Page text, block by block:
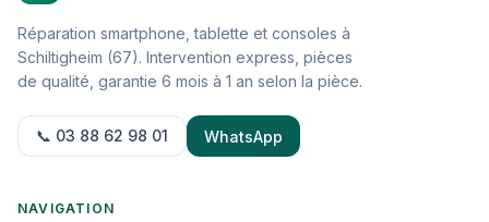
Réparation smartphone, tablette et consoles à
Schiltigheim (67). Intervention express, pièces
de qualité, garantie 6 mois à 1 an selon la pièce.
📞 03 88 62 98 01 WhatsApp
NAVIGATION